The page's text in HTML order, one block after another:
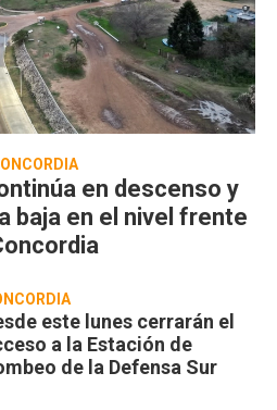
en descenso y
baja en el nivel frente
este lunes cerrarán el
a la Estación de
de la Defensa Sur